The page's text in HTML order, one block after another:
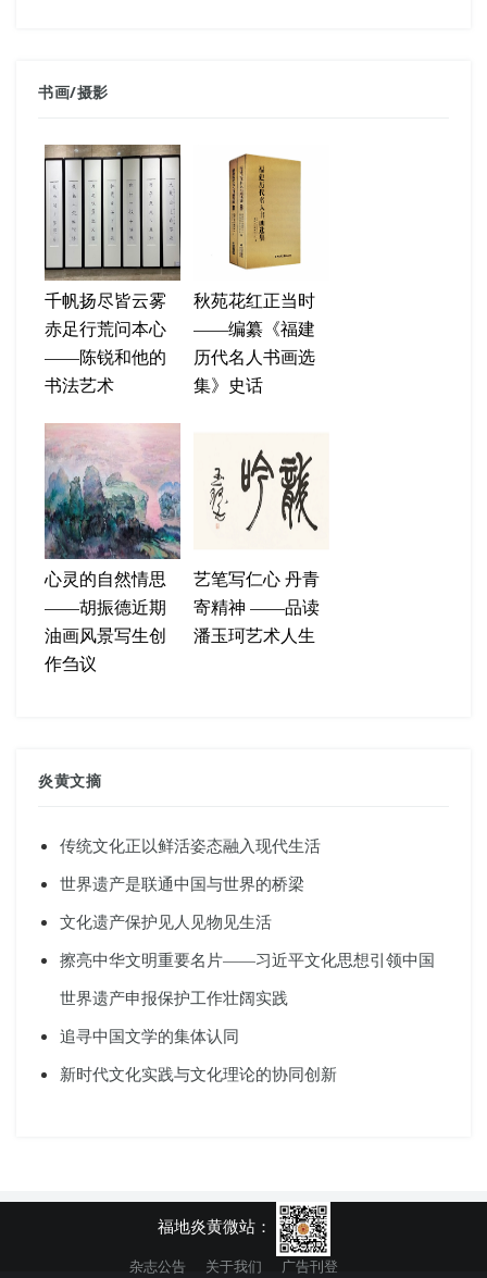
书画/摄影
千帆扬尽皆云雾
赤足行荒问本心
——陈锐和他的
书法艺术
秋苑花红正当时
——编纂《福建
历代名人书画选
集》史话
心灵的自然情思
——胡振德近期
油画风景写生创
作刍议
艺笔写仁心 丹青
寄精神 ——品读
潘玉珂艺术人生
炎黄文摘
传统文化正以鲜活姿态融入现代生活
世界遗产是联通中国与世界的桥梁
文化遗产保护见人见物见生活
擦亮中华文明重要名片——习近平文化思想引领中国
世界遗产申报保护工作壮阔实践
追寻中国文学的集体认同
新时代文化实践与文化理论的协同创新
福地炎黄微站：
杂志公告 关于我们
广告刊登